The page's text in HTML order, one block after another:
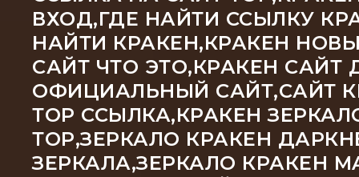
ВХОД,ГДЕ НАЙТИ ССЫЛКУ
НАЙТИ КРАКЕН,КРАКЕН
САЙТ ЧТО ЭТО,КРАКЕН САЙТ
ОФИЦИАЛЬНЫЙ САЙТ,САЙТ
ТОР ССЫЛКА,КРАКЕН
ТОР,ЗЕРКАЛО КРАКЕН
ЗЕРКАЛА,ЗЕРКАЛО КРАКЕН